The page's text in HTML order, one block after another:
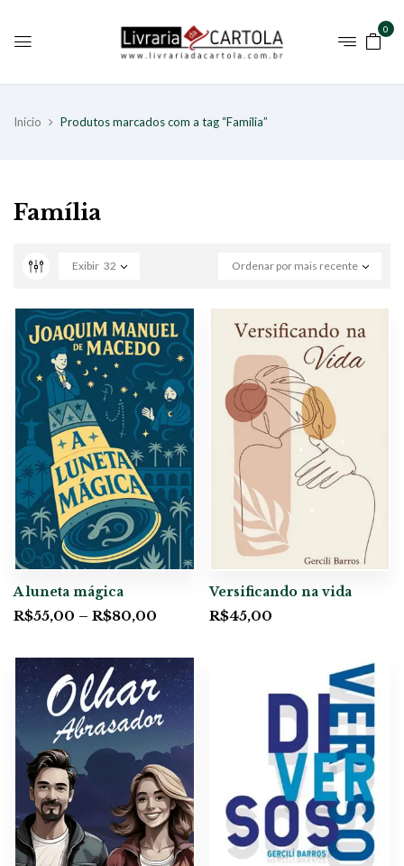
0
Início Produtos marcados com a tag “Família”
Família
Ordenar por mais recente
Exibir 32
A luneta mágica
R$55,00 – R$80,00
Versificando na vida
R$45,00